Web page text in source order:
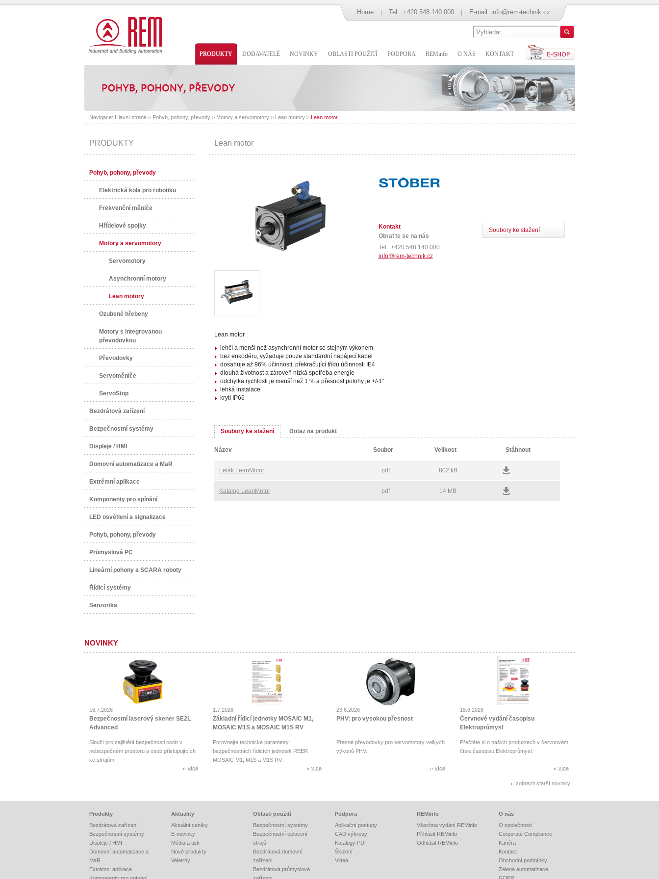
Home Tel.: +420 548 140 000 E-mail: info@rem-technik.cz
PRODUKTY DODAVATELÉ NOVINKY OBLASTI POUŽITÍ PODPORA REMinfo O NÁS KONTAKT
Navigace: Hlavní strana> Pohyb, pohony, převody> Motory a servomotory> Lean motory> Lean motor
PRODUKTY
Pohyb, pohony, převody
Elektrická kola pro robotiku
Frekvenční měniče
Hřídelové spojky
Motory a servomotory
Servomotory
Asynchronní motory
Lean motory
Ozubené hřebeny
Motory s integrovanou
převodovkou
Převodovky
Servoměniče
ServoStop
Bezdrátová zařízení
Bezpečnostní systémy
Displeje / HMI
Domovní automatizace a MaR
Extrémní aplikace
Komponenty pro spínání
LED osvětlení a signalizace
Pohyb, pohony, převody
Průmyslová PC
Lineární pohony a SCARA roboty
Řídicí systémy
Senzorika
Lean motor
Kontakt
Obraťte se na nás
Tel.: +420 548 140 000
info@rem-technik.cz
Soubory ke stažení
Lean motor
lehčí a menší než asynchronní motor se stejným výkonem
bez enkodéru, vyžaduje pouze standardní napájecí kabel
dosahuje až 96% účinnosti, překračující třídu účinnosti IE4
dlouhá životnost a zároveň nízká spotřeba energie
odchylka rychlosti je menší než 1 % a přesnost polohy je +/-1°
lehká instalace
krytí IP66
Soubory ke stažení Dotaz na produkt
Název Soubor Velikost Stáhnout
Leták LeanMotor pdf 802 kB
Katalog LeanMotor pdf 14 MB
NOVINKY
16.7.2026
Bezpečnostní laserový skener SE2L
Advanced
Slouží pro zajištění bezpečnosti osob v
nebezpečném prostoru a osob přistupujících
ke strojům.
více
1.7.2026
Základní řídicí jednotky MOSAIC M1,
MOSAIC M1S a MOSAIC M1S RV
Porovnejte technické parametry
bezpečnostních řídicích jednotek REER
MOSAIC M1, M1S a M1S RV.
více
23.6.2026
PHV: pro vysokou přesnost
Přesné převodovky pro servomotory velkých
výkonů PHV.
více
18.6.2026
Červnové vydání časopisu
Elektroprůmysl
Přečtěte si o našich produktech v červnovém
čísle časopisu Elektroprůmysl.
více
zobrazit starší novinky
Produkty
Bezdrátová zařízení
Bezpečnostní systémy
Displeje / HMI
Domovní automatizace a
MaR
Extrémní aplikace
Aktuality
Aktuální ceníky
E-novinky
Média a tisk
Nové produkty
Veletrhy
Oblasti použití
Bezpečnostní systémy
Bezpečnostní oplocení
strojů
Bezdrátová domovní
zařízení
Bezdrátová průmyslová
Podpora
Aplikační postupy
CAD výkresy
Katalogy PDF
Školení
Videa
REMinfo
Všechna vydání REMinfo
Přihlásit REMinfo
Odhlásit REMinfo
O nás
O společnosti
Corporate Compliance
Kariéra
Kontakt
Obchodní podmínky
Zelená automatizace